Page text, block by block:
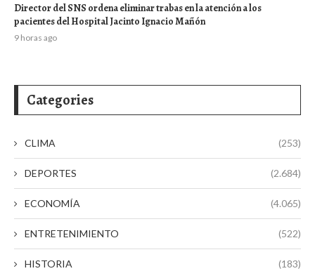
Director del SNS ordena eliminar trabas en la atención a los
pacientes del Hospital Jacinto Ignacio Mañón
9 horas ago
Categories
CLIMA (253)
DEPORTES (2.684)
ECONOMÍA (4.065)
ENTRETENIMIENTO (522)
HISTORIA (183)